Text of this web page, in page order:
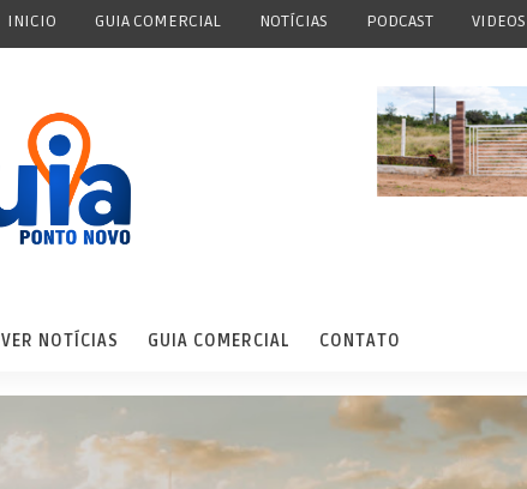
INICIO GUIA COMERCIAL NOTÍCIAS PODCAST VIDEOS
VER NOTÍCIAS GUIA COMERCIAL CONTATO